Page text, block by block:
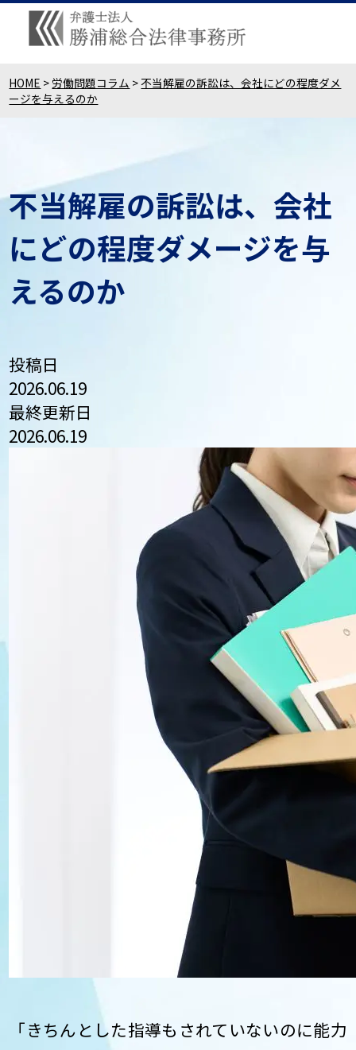
HOME > 労働問題コラム >不当解雇の訴訟は、会社にどの程度ダメ
ージを与えるのか
不当解雇の訴訟は、会社
にどの程度ダメージを与
えるのか
投稿日
2026.06.19
最終更新日
2026.06.19
「きちんとした指導もされていないのに能力